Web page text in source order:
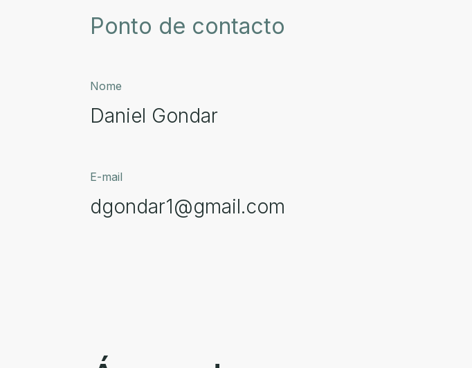
Ponto de contacto
Nome
Daniel Gondar
E-mail
dgondar1@gmail.com